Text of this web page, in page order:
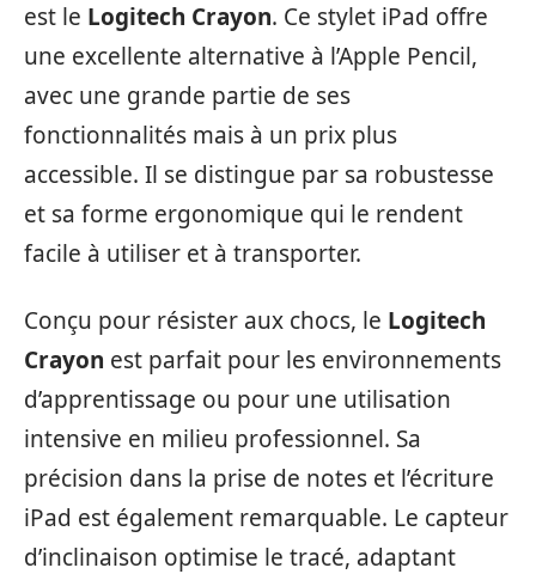
est le Logitech Crayon. Ce stylet iPad offre
une excellente alternative à l’Apple Pencil,
avec une grande partie de ses
fonctionnalités mais à un prix plus
accessible. Il se distingue par sa robustesse
et sa forme ergonomique qui le rendent
facile à utiliser et à transporter.
Conçu pour résister aux chocs, le Logitech
Crayon est parfait pour les environnements
d’apprentissage ou pour une utilisation
intensive en milieu professionnel. Sa
précision dans la prise de notes et l’écriture
iPad est également remarquable. Le capteur
d’inclinaison optimise le tracé, adaptant